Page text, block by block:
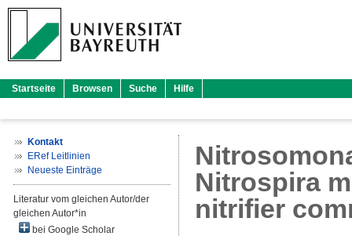
Startseite Browsen Suche Hilfe
Kontakt
ERef Leitlinien
Neueste Einträge
Literatur vom gleichen Autor/der
gleichen Autor*in
bei Google Scholar
Nitrospira
nitrifier